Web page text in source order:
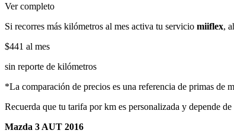
Ver completo
Si recorres más kilómetros al mes activa tu servicio miiflex,
$441 al mes
sin reporte de kilómetros
*La comparación de precios es una referencia de primas de
Recuerda que tu tarifa por km es personalizada y depende
Mazda 3 AUT 2016